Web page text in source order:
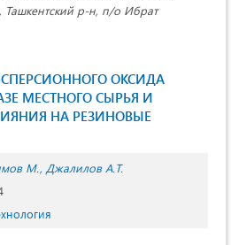
Ташкентский р-н, п/о Ибрат
ОКСИДА
МЕСТНОГО СЫРЬЯ И
НА РЕЗИНОВЫЕ
М. Джалилов А.Т.